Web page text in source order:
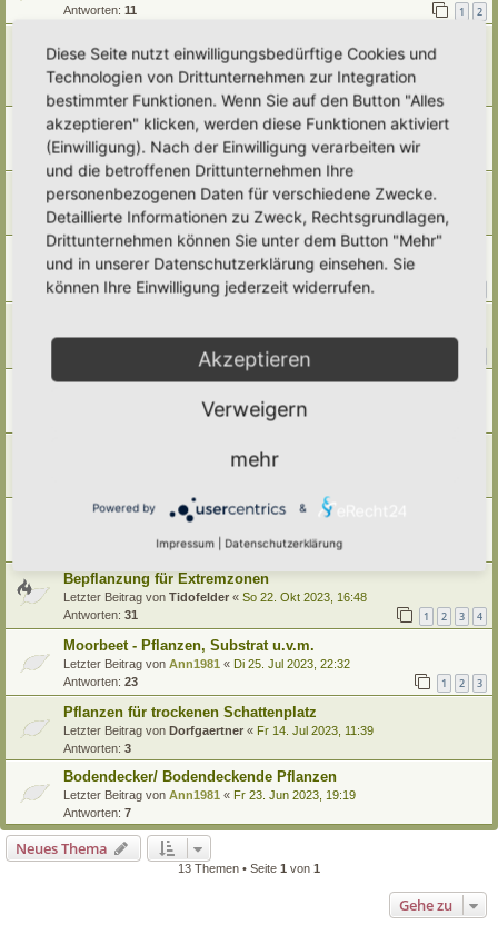
Antworten: 11 1 2
gesucht!
Letzter Beitrag vonThePilgrim«Mo 8. Jun 2026, 21:30
Antworten:9
Pflanzpartner für Pfingstnelken-Meer gesucht
Letzter Beitrag von Dorfgaertner «Di 31. Mär 2026, 13:29
Antworten:
9
Schaf-Schwingel
Letzter Beitrag von
Antworten: 4
Rasenverdrängende Pflanzen gesucht
Letzter Beitrag vonAnn1981 «Mo 18. Aug 2025, 08:45
Antworten:30
Letzter Beitrag vonBorovinka«Fr 1. Aug 2025, 06:51
Alternative zu Scutellaria incana/Helmkraut gesucht
Simbienchen «Do 27. Mär 2025, 18:22
Efeu keimt massenhaft bzw. jedes Jahr sein 'Unkraut'
Primulaveris«Do 13. Jun 2024, 15:29
Rosmarin vertrocknet ?
Bepflanzung für Extremzonen
Letzter Beitrag von Tidofelder « So 22. Okt 2023, 16:48
Antworten: 31 1 2 3 4
Moorbeet - Pflanzen, Substrat u.v.m.
Letzter Beitrag von Ann1981 « Di 25. Jul 2023, 22:32
Antworten: 23 1 2 3
Pflanzen für trockenen Schattenplatz
Letzter Beitrag von Dorfgaertner « Fr 14. Jul 2023, 11:39
Antworten: 3
Bodendecker/ Bodendeckende Pflanzen
Letzter Beitrag von Ann1981 « Fr 23. Jun 2023, 19:19
Antworten: 7
Neues Thema
13 Themen • Seite 1 von 1
Gehe zu
Diese Seite nutzt einwilligungsbedürftige Cookies und
Technologien von Drittunternehmen zur Integration
bestimmter Funktionen. Wenn Sie auf den Button "Alles
akzeptieren" klicken, werden diese Funktionen aktiviert
(Einwilligung). Nach der Einwilligung verarbeiten wir
und die betroffenen Drittunternehmen Ihre
personenbezogenen Daten für verschiedene Zwecke.
Detaillierte Informationen zu Zweck, Rechtsgrundlagen,
Drittunternehmen können Sie unter dem Button "Mehr"
und in unserer Datenschutzerklärung einsehen. Sie
können Ihre Einwilligung jederzeit widerrufen.
Akzeptieren
Verweigern
mehr
Powered by &
Impressum Datenschutzerklärung